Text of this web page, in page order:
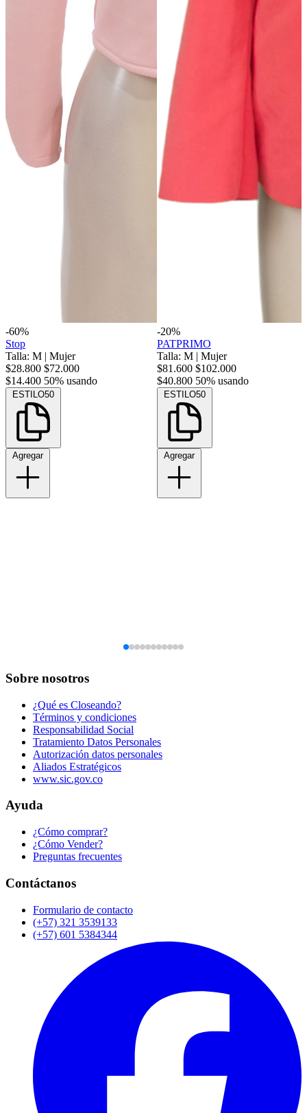
-60%
Stop
Talla: M | Mujer
$28.800 $72.000
$14.400 50% usando
ESTILO50
Agregar
-20%
PATPRIMO
Talla: M | Mujer
$81.600 $102.000
$40.800 50% usando
ESTILO50
Agregar
Sobre nosotros
¿Qué es Closeando?
Términos y condiciones
Responsabilidad Social
Tratamiento Datos Personales
Autorización datos personales
Aliados Estratégicos
www.sic.gov.co
Ayuda
¿Cómo comprar?
¿Cómo Vender?
Preguntas frecuentes
Contáctanos
Formulario de contacto
(+57) 321 3539133
(+57) 601 5384344